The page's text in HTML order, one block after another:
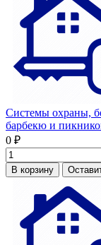
Системы охраны,
барбекю и
0 ₽
В корзину